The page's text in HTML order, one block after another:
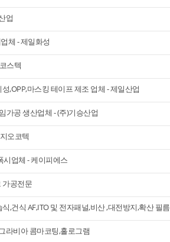
업
체 - 제일화성
스텍
,OPP,마스킹 테이프 제조 업체 - 제일산업
가공 생산업체 - (주)기승산업
오코텍
시업체 - 케이피에스
가공전문
,건식 AF,ITO 및 전자패널,비산 ,대전방지,확산 필
라비아 콤마코팅,홀로그램